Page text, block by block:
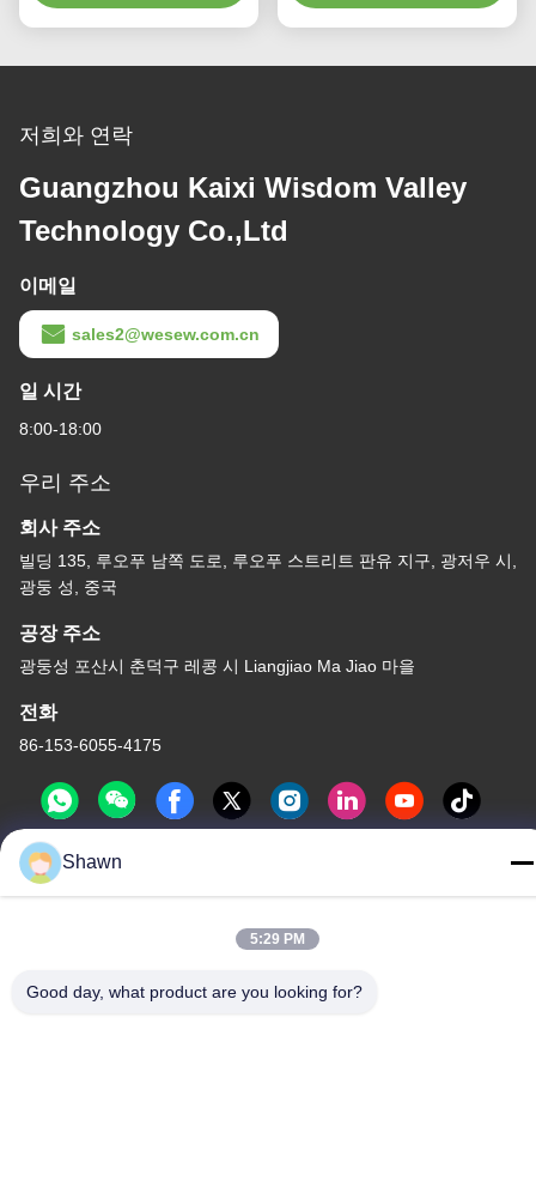
저희와 연락
Guangzhou Kaixi Wisdom Valley
Technology Co.,Ltd
이메일
sales2@wesew.com.cn
일 시간
8:00-18:00
우리 주소
회사 주소
빌딩 135, 루오푸 남쪽 도로, 루오푸 스트리트 판유 지구, 광저우 시,
광둥 성, 중국
공장 주소
광둥성 포산시 춘덕구 레콩 시 Liangjiao Ma Jiao 마을
전화
86-153-6055-4175
중국 좋은 품질 스크루 오거 컨베이어 공급자. 저작권 -2026
보호됩니다.
Shawn
5:29 PM
Good day, what product are you looking for?